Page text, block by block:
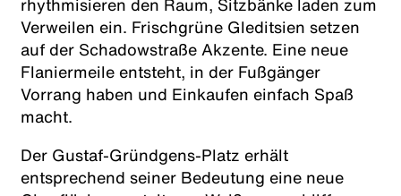
Verweilen ein. Frischgrüne Gleditsien setzen
auf der Schadowstraße Akzente. Eine neue
Flaniermeile entsteht, in der Fußgänger
Vorrang haben und Einkaufen einfach Spaß
macht.
Der Gustaf-Gründgens-Platz erhält
entsprechend seiner Bedeutung eine neue